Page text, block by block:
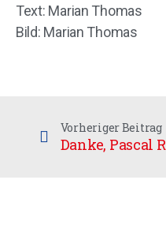
Text: Marian Thomas
Bild: Marian Thomas
Vorheriger Beitrag